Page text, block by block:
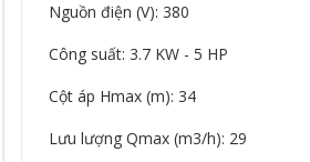
Nguồn điện (V): 380
Công suất: 3.7 KW - 5 HP
Cột áp Hmax (m): 34
Lưu lượng Qmax (m3/h): 29